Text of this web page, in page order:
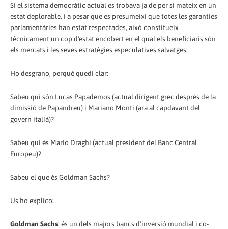
Si el sistema democràtic actual es trobava ja de per si mateix en un
estat deplorable, i a pesar que es presumeixi que totes les garanties
parlamentàries han estat respectades, això constitueix
tècnicament un cop d'estat encobert en el qual els beneficiaris són
els mercats i les seves estratègies especulatives salvatges.
Ho desgrano, perquè quedi clar:
Sabeu qui són Lucas Papademos (actual dirigent grec després de la
dimissió de Papandreu) i Mariano Monti (ara al capdavant del
govern italià)?
Sabeu qui és Mario Draghi (actual president del Banc Central
Europeu)?
Sabeu el que és Goldman Sachs?
Us ho explico:
Goldman Sachs: és un dels majors bancs d'inversió mundial i co-